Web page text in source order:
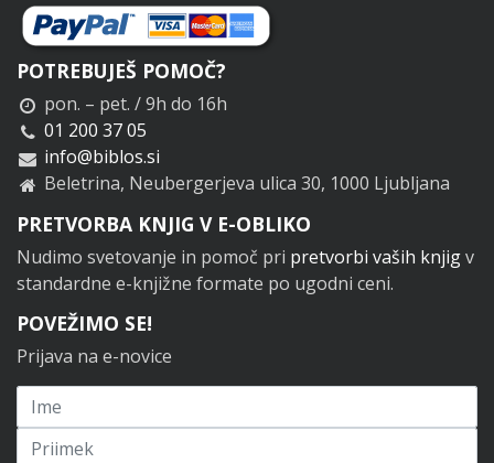
POTREBUJEŠ POMOČ?
pon. – pet. / 9h do 16h
01 200 37 05
info@biblos.si
Beletrina, Neubergerjeva ulica 30, 1000 Ljubljana
PRETVORBA KNJIG V E-OBLIKO
Nudimo svetovanje in pomoč pri pretvorbi vaših knjigv
standardne e-knjižne formate po ugodni ceni.
POVEŽIMO SE!
Prijava na e-novice